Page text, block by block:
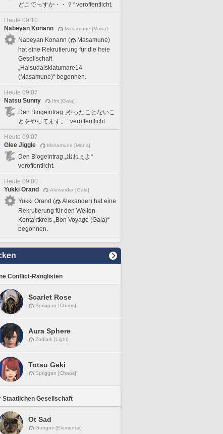
どこでっすか・・？“ veröffentlicht.
Heute 09:10
Nabeyan Konann
Masamune [Mana]
Nabeyan Konann (
Masamune)
hat eine Rekrutierung für die freie
Gesellschaft
„Haisudaiskiatumare14
(Masamune)“ begonnen.
Heute 09:07
Natsu Sunny
Ifrit [Gaia]
Den Blogeintrag „やったことないこ
とをやってます。“ veröffentlicht.
Heute 09:07
Glee Jiggle
Masamune [Mana]
Den Blogeintrag „出ねぇよ“
veröffentlicht.
Heute 09:00
Yukki Orand
Alexander [Gaia]
Yukki Orand (
Alexander) hat eine
Rekrutierung für den Welten-
Kontaktkreis „Bon Voyage (Gaia)“
begonnen.
Conflict-Ranglisten
Scarlet Rose
Spriggan [Chaos]
Aura Sphere
Zodiark [Light]
Totsu Geki
Spriggan [Chaos]
Staatlichen Gesellschaft
Ot Sad
Gungnir [Elemental]